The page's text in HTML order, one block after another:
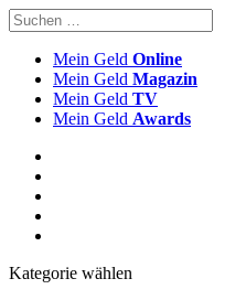
Mein Geld Online
Mein Geld Magazin
Mein Geld TV
Mein Geld Awards
Kategorie wählen